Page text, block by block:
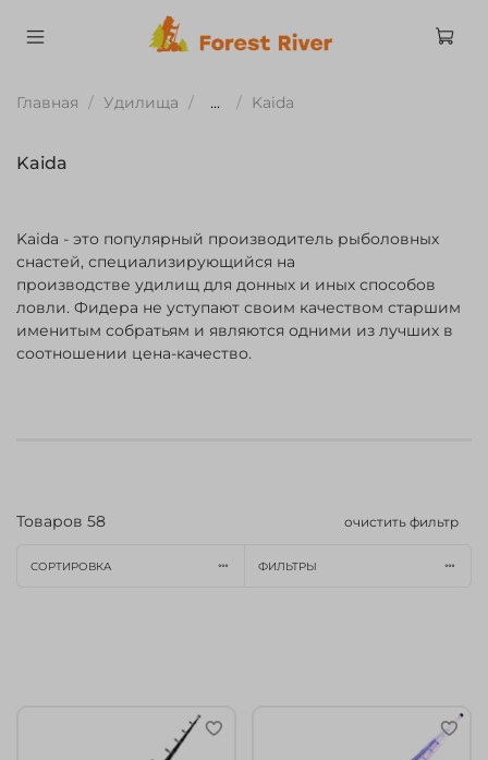
Главная Удилища ... Kaida
Kaida
Kaida - это популярный производитель рыболовных
снастей, специализирующийся на
производстве удилищ для донных и иных способов
ловли. Фидера не уступают своим качеством старшим
именитым собратьям и являются одними из лучших в
соотношении цена-качество.
Товаров 58 очистить фильтр
СОРТИРОВКА ФИЛЬТРЫ